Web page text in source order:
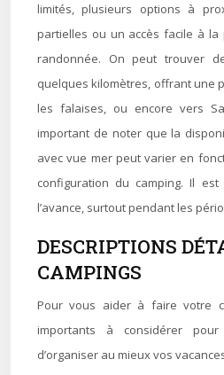
limités, plusieurs options à
partielles ou un accès facile à
randonnée. On peut trouver
quelques kilomètres, offrant une
les falaises, ou encore vers
important de noter que la
avec vue mer peut varier en
configuration du camping. Il
l’avance, surtout pendant les
DESCRIPTIONS
CAMPINGS
Pour vous aider à faire votre
importants à considérer
d’organiser au mieux vos